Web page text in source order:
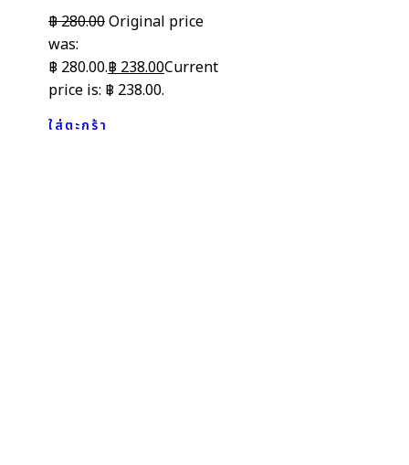
฿280.00Original price
was:
฿ 280.00.฿ 238.00Current
price is: ฿ 238.00.
ใส่ตะกร้า